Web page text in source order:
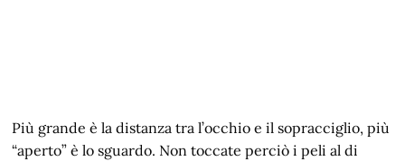
Più grande è la distanza tra l’occhio e il sopracciglio, più
“aperto” è lo sguardo. Non toccate perciò i peli al di